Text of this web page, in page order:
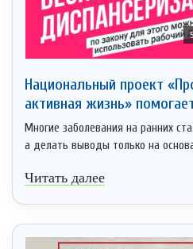
Национальный проект
активная жизнь»
Многие заболевания на ранних
а делать выводы только на
Читать далее